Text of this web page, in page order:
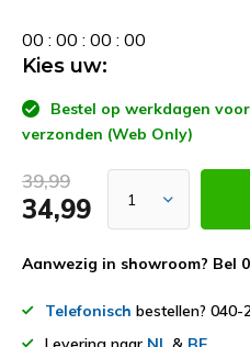
00 : 00 : 00 : 00
Kies uw:
Bestel op werkdagen
verzonden (Web Only)
39,99
34,99
Aanwezig in showroom? Bel
Telefonisch bestellen? 040-